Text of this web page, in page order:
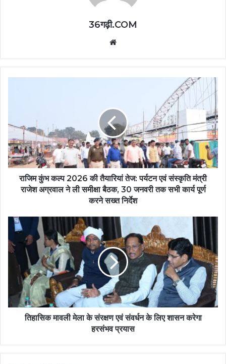
36गढ़ी.COM
राजिम कुंभ कल्प 2026 की तैयारियां तेज: पर्यटन एवं संस्कृति मंत्री
राजेश अग्रवाल ने ली समीक्षा बैठक, 30 जनवरी तक सभी कार्य पूर्ण
करने सख्त निर्देश
तिहासिक मावली मेला के संरक्षण एवं संवर्धन के लिए शासन करेगा
हरसंभव प्रयास